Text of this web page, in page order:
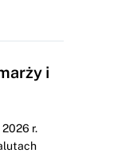
i
r.